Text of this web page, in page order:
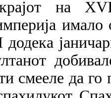
на
смееле да го